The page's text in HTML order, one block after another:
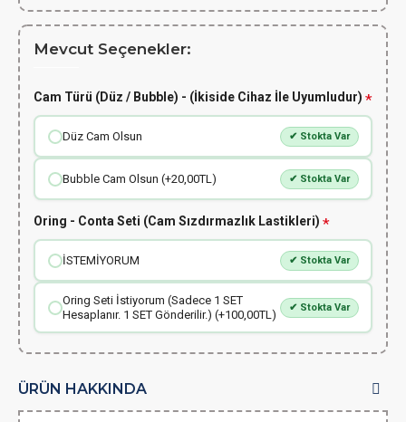
Mevcut Seçenekler:
Cam Türü (Düz / Bubble) - (İkiside Cihaz İle Uyumludur)
Düz Cam Olsun ✔ Stokta Var
Bubble Cam Olsun (+20,00TL) ✔ Stokta Var
Oring - Conta Seti (Cam Sızdırmazlık Lastikleri)
İSTEMİYORUM ✔ Stokta Var
Oring Seti İstiyorum (Sadece 1 SET
Hesaplanır. 1 SET Gönderilir.) (+100,00TL)
✔ Stokta Var
ÜRÜN HAKKINDA